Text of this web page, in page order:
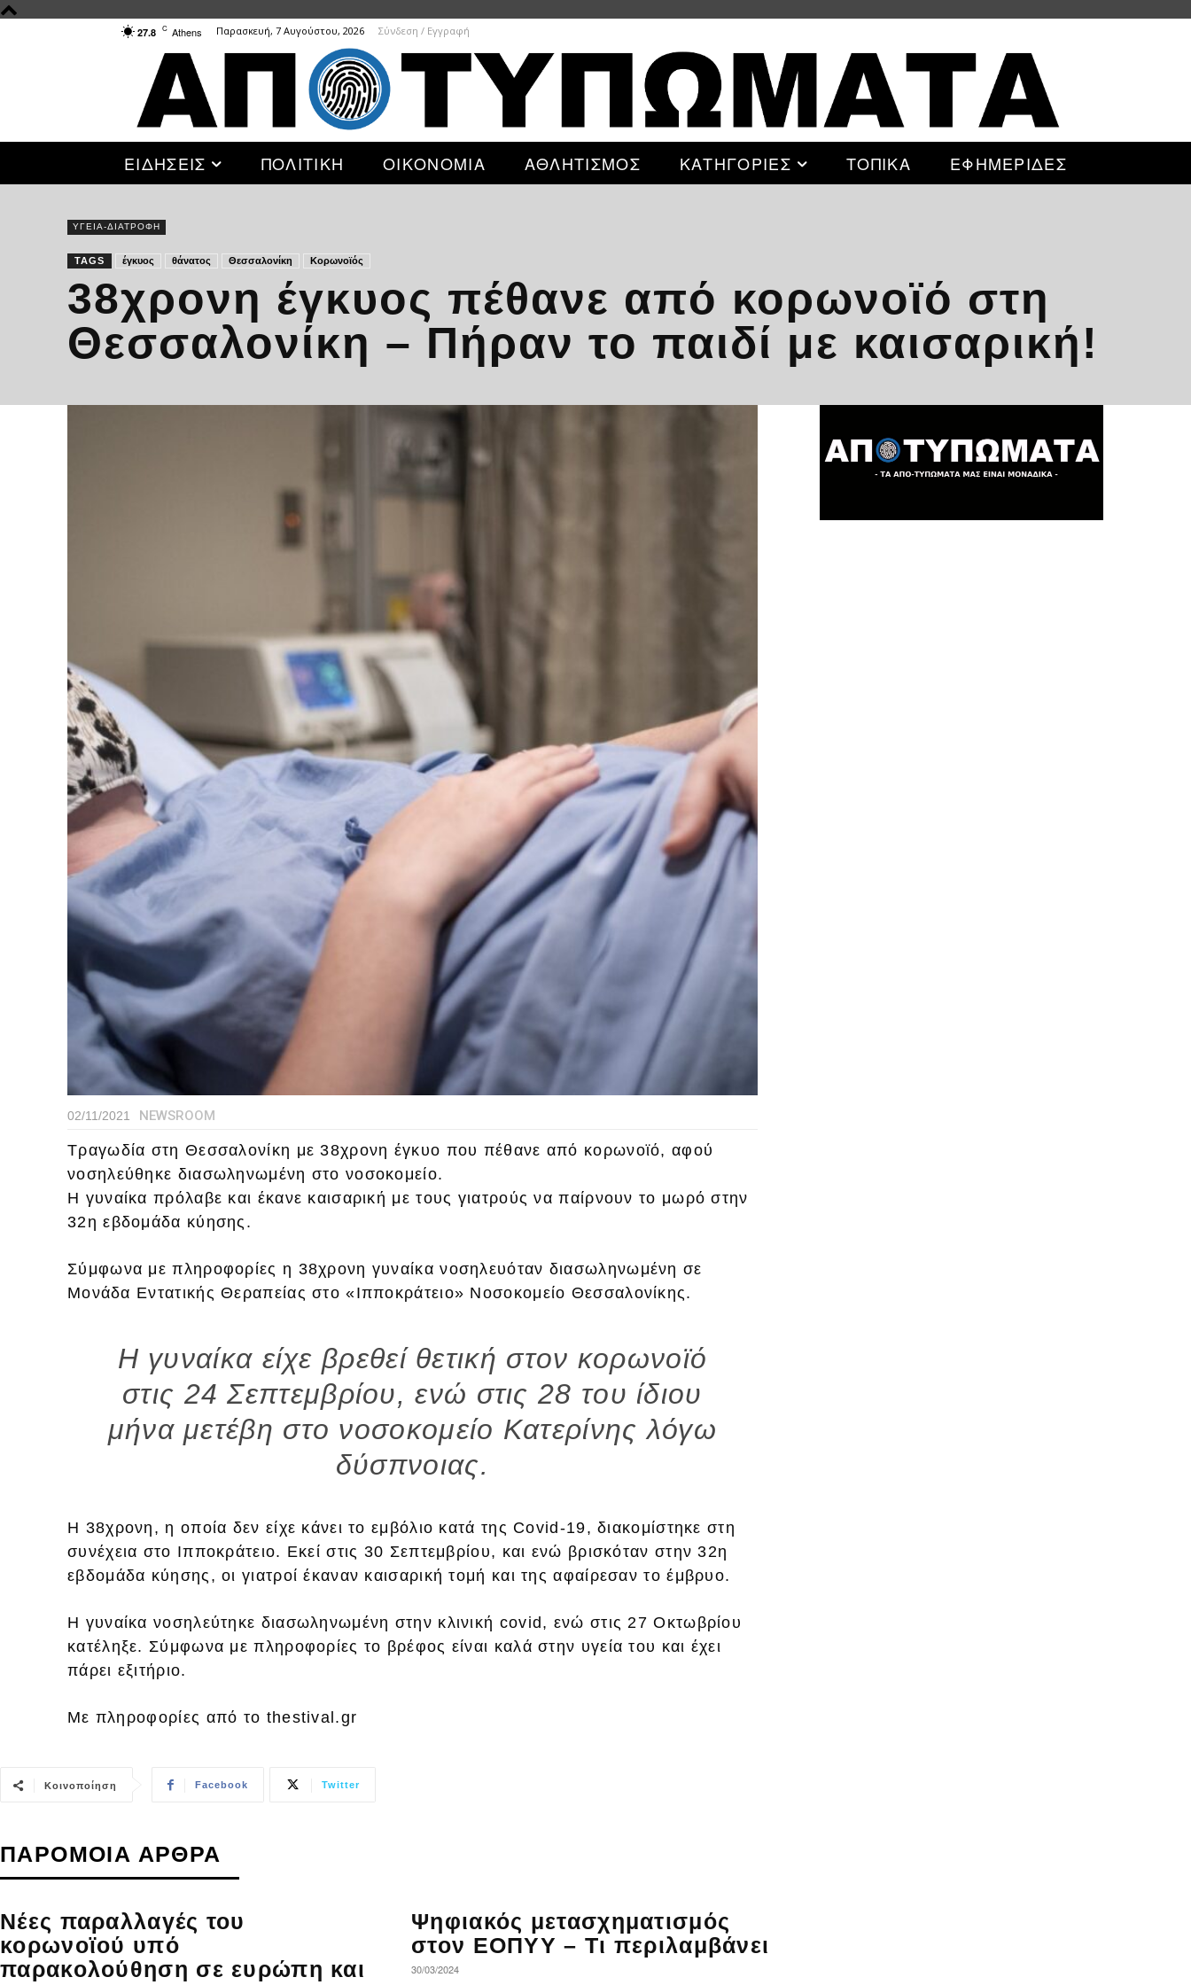
27.8 C Athens Παρασκευή, 7 Αυγούστου, 2026 Σύνδεση / Εγγραφή
ΕΙΔΗΣΕΙΣ ΠΟΛΙΤΙΚΗ ΟΙΚΟΝΟΜΙΑ ΑΘΛΗΤΙΣΜΟΣ ΚΑΤΗΓΟΡΙΕΣ ΤΟΠΙΚΑ ΕΦΗΜΕΡΙΔΕΣ
ΥΓΕΙΑ-ΔΙΑΤΡΟΦΗ
TAGS έγκυος θάνατος Θεσσαλονίκη Κορωνοϊός
38χρονη έγκυος πέθανε από κορωνοϊό στη
Θεσσαλονίκη – Πήραν το παιδί με καισαρική!
02/11/2021 NEWSROOM
Τραγωδία στη Θεσσαλονίκη με 38χρονη έγκυο που πέθανε από κορωνοϊό, αφού
νοσηλεύθηκε διασωληνωμένη στο νοσοκομείο.
Η γυναίκα πρόλαβε και έκανε καισαρική με τους γιατρούς να παίρνουν το μωρό στην
32η εβδομάδα κύησης.
Σύμφωνα με πληροφορίες η 38χρονη γυναίκα νοσηλευόταν διασωληνωμένη σε
Μονάδα Εντατικής Θεραπείας στο «Ιπποκράτειο» Νοσοκομείο Θεσσαλονίκης.
Η γυναίκα είχε βρεθεί θετική στον κορωνοϊό
στις 24 Σεπτεμβρίου, ενώ στις 28 του ίδιου
μήνα μετέβη στο νοσοκομείο Κατερίνης λόγω
δύσπνοιας.
Η 38χρονη, η οποία δεν είχε κάνει το εμβόλιο κατά της Covid-19, διακομίστηκε στη
συνέχεια στο Ιπποκράτειο. Εκεί στις 30 Σεπτεμβρίου, και ενώ βρισκόταν στην 32η
εβδομάδα κύησης, οι γιατροί έκαναν καισαρική τομή και της αφαίρεσαν το έμβρυο.
Η γυναίκα νοσηλεύτηκε διασωληνωμένη στην κλινική covid, ενώ στις 27 Οκτωβρίου
κατέληξε. Σύμφωνα με πληροφορίες το βρέφος είναι καλά στην υγεία του και έχει
πάρει εξιτήριο.
Με πληροφορίες από το thestival.gr
Κοινοποίηση Facebook Twitter
ΠΑΡΟΜΟΙΑ ΑΡΘΡΑ
Νέες παραλλαγές του
κορωνοϊού υπό
παρακολούθηση σε ευρώπη και
Ψηφιακός μετασχηματισμός
στον ΕΟΠΥΥ – Τι περιλαμβάνει
30/03/2024